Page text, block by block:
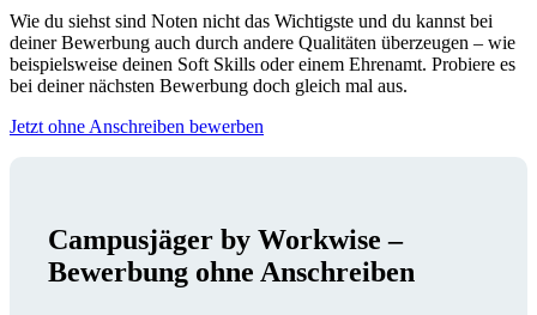
Wie du siehst sind Noten nicht das Wichtigste und du kannst bei
deiner Bewerbung auch durch andere Qualitäten überzeugen – wie
beispielsweise deinen Soft Skills oder einem Ehrenamt. Probiere es
bei deiner nächsten Bewerbung doch gleich mal aus.
Jetzt ohne Anschreiben bewerben
Campusjäger by Workwise –
Bewerbung ohne Anschreiben